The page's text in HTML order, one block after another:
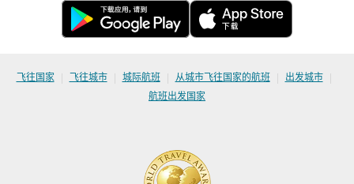
飞往国家 | 飞往城市 | 城际航班 | 从城市飞往国家的航班 | 出发城市 |
航班出发国家